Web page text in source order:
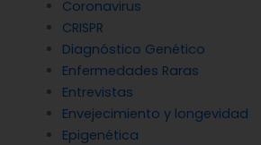
Coronavirus
CRISPR
Diagnóstico Genético
Enfermedades Raras
Entrevistas
Envejecimiento y longevidad
Epigenética